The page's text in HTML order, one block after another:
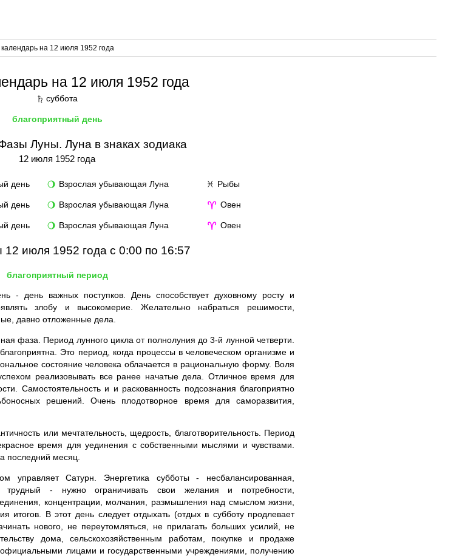
на 12 июля 1952 года
на 12 июля 1952 года
♄ суббота
благоприятный день
Луны. Луна в знаках зодиака
12 июля 1952 года
день 🌖 Взрослая убывающая Луна ♓ Рыбы
день 🌖 Взрослая убывающая Луна ♈ Овен
день 🌖 Взрослая убывающая Луна ♈ Овен
июля 1952 года с 0:00 по 16:57
благоприятный период
- день важных поступков. День способствует духовному росту и
злобу и высокомерие. Желательно набраться решимости,
давно отложенные дела.
фаза. Период лунного цикла от полнолуния до 3-й лунной четверти.
Это период, когда процессы в человеческом организме и
состояние человека облачается в рациональную форму. Воля
реализовывать все ранее начатые дела. Отличное время для
Самостоятельность и и раскованность подсознания благоприятно
решений. Очень плодотворное время для саморазвития,
или мечтательность, щедрость, благотворительность. Период
время для уединения с собственными мыслями и чувствами.
последний месяц.
Сатурн. Энергетика субботы - несбалансированная,
трудный - нужно ограничивать свои желания и потребности,
концентрации, молчания, размышления над смыслом жизни,
итогов. В этот день следует отдыхать (отдых в субботу продлевает
нового, не переутомляться, не прилагать больших усилий, не
дома, сельскохозяйственным работам, покупке и продаже
лицами и государственными учреждениями, получению